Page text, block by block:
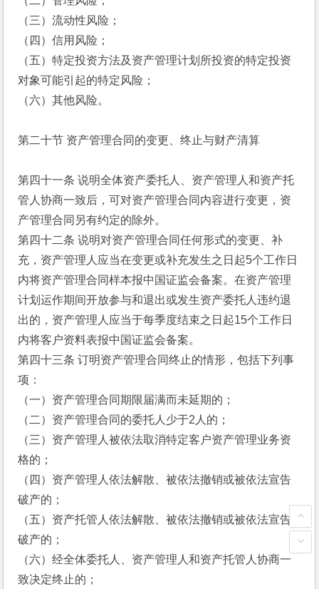
（三）流动性风险；
（四）信用风险；
（五）特定投资方法及资产管理计划所投资的特定投资
对象可能引起的特定风险；
（六）其他风险。
第二十节 资产管理合同的变更、终止与财产清算
第四十一条 说明全体资产委托人、资产管理人和资产托
管人协商一致后，可对资产管理合同内容进行变更，资
产管理合同另有约定的除外。
第四十二条 说明对资产管理合同任何形式的变更、补
充，资产管理人应当在变更或补充发生之日起5个工作日
内将资产管理合同样本报中国证监会备案。在资产管理
计划运作期间开放参与和退出或发生资产委托人违约退
出的，资产管理人应当于每季度结束之日起15个工作日
内将客户资料表报中国证监会备案。
第四十三条 订明资产管理合同终止的情形，包括下列事
项：
（一）资产管理合同期限届满而未延期的；
（二）资产管理合同的委托人少于2人的；
（三）资产管理人被依法取消特定客户资产管理业务资
格的；
（四）资产管理人依法解散、被依法撤销或被依法宣告
破产的；
（五）资产托管人依法解散、被依法撤销或被依法宣告
破产的；
（六）经全体委托人、资产管理人和资产托管人协商一
致决定终止的；